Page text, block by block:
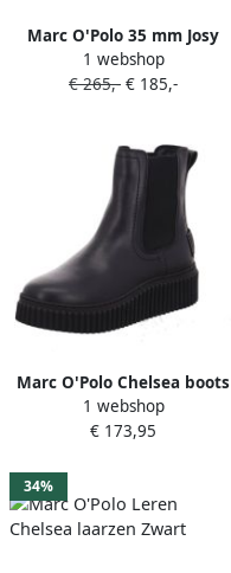
Marc O'Polo 35 mm Josy
combat boots met chunky
zool en veters Zwart
1 webshop
€ 265,- € 185,-
Marc O'Polo Chelsea boots
van echt runderleer
1 webshop
€ 173,95
34%